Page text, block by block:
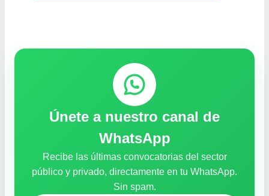
Únete a nuestro canal de
WhatsApp
Recibe las últimas convocatorias del sector
público y privado, directamente en tu WhatsApp.
Sin spam.